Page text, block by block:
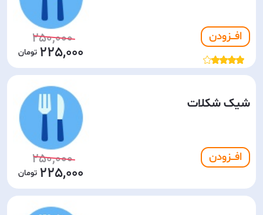
افـــزودن 250,000
225,000
شیک شکلات
افـــزودن 250,000
225,000